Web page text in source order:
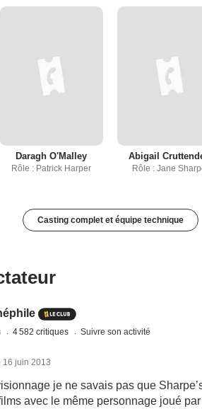
Daragh O'Malley
Rôle : Patrick Harper
Abigail
Rôle : Jane
Casting complet et équipe technique
4 582 critiques Suivre son activité
16 juin 2013
je ne savais pas que
avec le même personnage joué